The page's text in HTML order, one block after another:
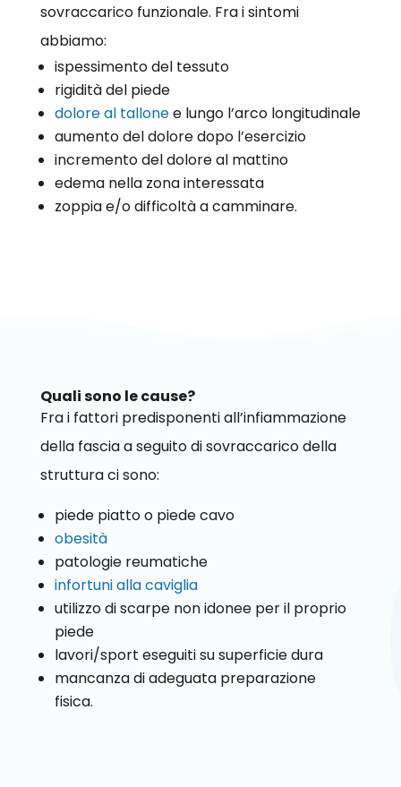
sovraccarico funzionale. Fra i sintomi
abbiamo:
ispessimento del tessuto
rigidità del piede
dolore al tallonee lungo l’arco longitudinale
aumento del dolore dopo l’esercizio
incremento del dolore al mattino
edema nella zona interessata
zoppia e/o difficoltà a camminare.
Quali sono le cause?
Fra i fattori predisponenti all’infiammazione
della fascia a seguito di sovraccarico della
struttura ci sono:
piede piatto o piede cavo
obesità
patologie reumatiche
infortuni alla caviglia
utilizzo di scarpe non idonee per il proprio
piede
lavori/sport eseguiti su superficie dura
mancanza di adeguata preparazione
fisica.